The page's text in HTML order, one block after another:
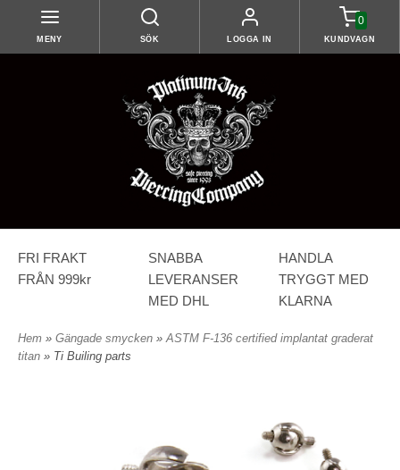
MENY SÖK LOGGA IN
0
KUNDVAGN
FRI FRAKT
FRÅN 999kr
SNABBA
LEVERANSER
MED DHL
HANDLA
TRYGGT MED
KLARNA
Hem » Gängade smycken »ASTM F-136 certified implantat graderat
titan » Ti Builing parts